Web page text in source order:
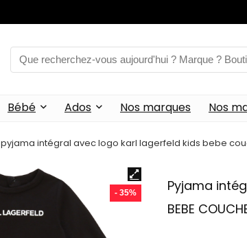
Bébé Ados Nos marques Nos
pyjama intégral avec logo karl lagerfeld kids bebe
- 35%
Pyjama
BEBE